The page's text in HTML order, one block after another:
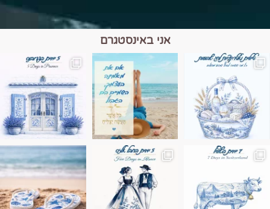
אני באינסטגרם
הם הגבול 💙🩵
בחבל אלזס צרפת
בחופשה שבו הכל נהיה פשוט יותר. החול, הי